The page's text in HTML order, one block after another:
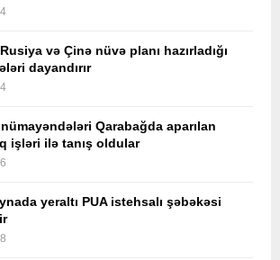
və Çinə nüvə planı hazırladığı
dayandırır
Qarabağda aparılan
işləri ilə tanış oldular
yeraltı PUA istehsalı şəbəkəsi